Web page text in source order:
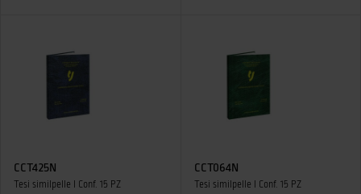
CCT425N
Tesi similpelle I Conf. 15 PZ
CCT064N
Tesi similpelle I Conf. 15 PZ